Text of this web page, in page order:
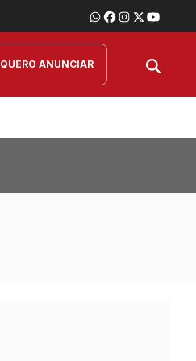
QUERO ANUNCIAR